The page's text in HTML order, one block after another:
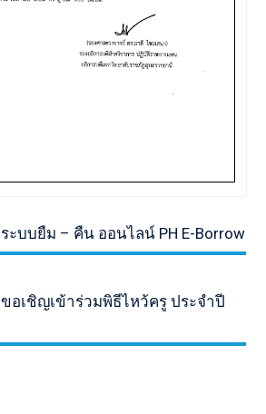
Previous
ระบบยืม – คืน ออนไลน์ PH E-Borrow
ขอเชิญเข้าร่วมพิธีไหว้ครู ประจำปี